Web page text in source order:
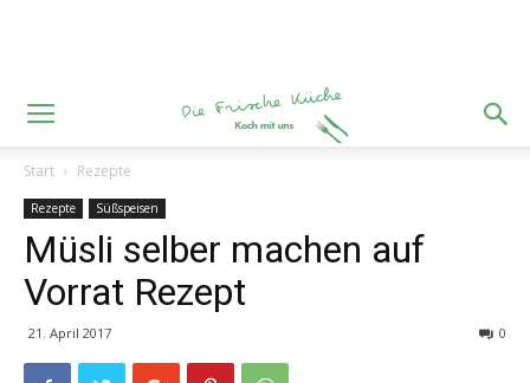
Start Rezepte
Rezepte Süßspeisen
Müsli selber machen auf
Vorrat Rezept
21. April 2017 0